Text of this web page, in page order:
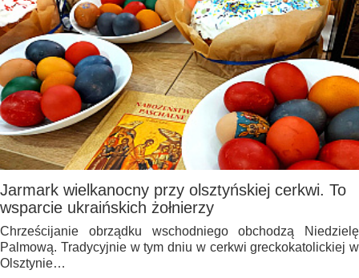
Jarmark wielkanocny przy olsztyńskiej cerkwi. To
wsparcie ukraińskich żołnierzy
Chrześcijanie obrządku wschodniego obchodzą Niedzielę
Palmową. Tradycyjnie w tym dniu w cerkwi greckokatolickiej w
Olsztynie…